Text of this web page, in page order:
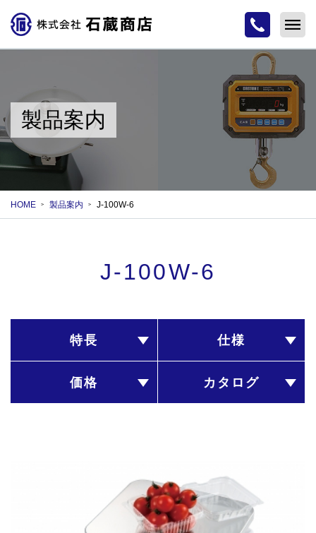
製品案内
HOME 製品案内 J-100W-6
J-100W-6
特長 仕様
価格 カタログ